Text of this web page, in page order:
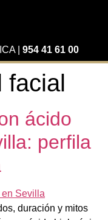
| 954 41 61 00
facial
ácido
perfila
duración y mitos